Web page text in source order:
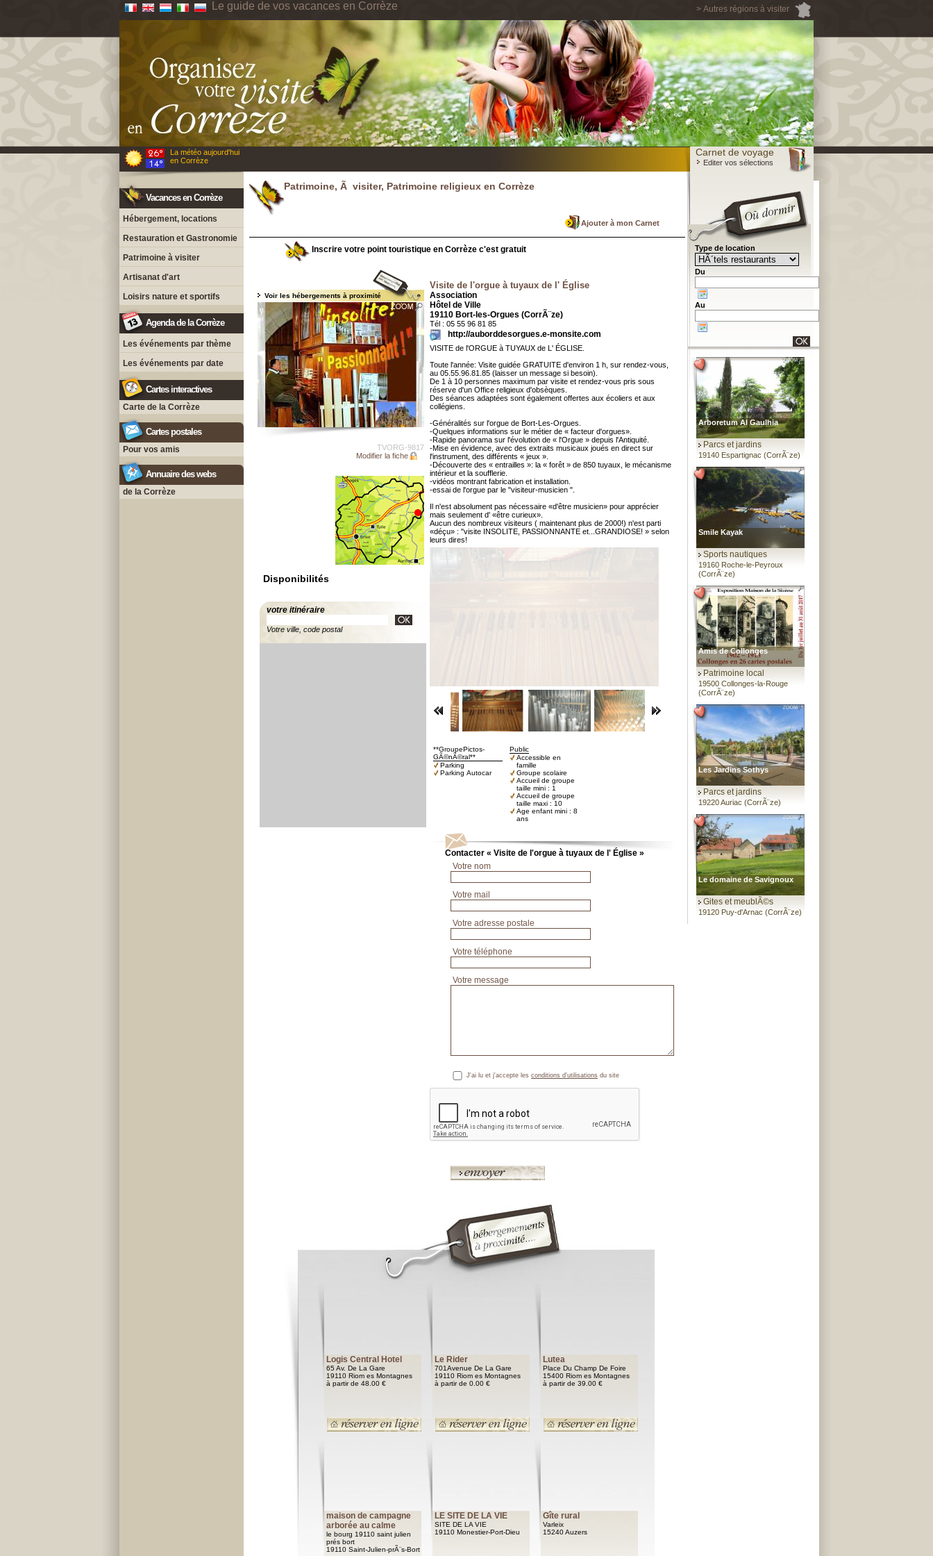
> Autres régions à visiter
Le guide de vos vacances en Corrèze
La météo aujourd'hui
en Corrèze
Carnet de voyage
Editer vos sélections
Vacances en Corrèze
Hébergement, locations
Restauration et Gastronomie
Patrimoine à visiter
Artisanat d'art
Loisirs nature et sportifs
Agenda de la Corrèze
Les événements par thème
Les événements par date
Cartes interactives
Carte de la Corrèze
Cartes postales
Pour vos amis
Annuaire des webs
de la Corrèze
Patrimoine, Ã visiter, Patrimoine religieux en Corrèze
Ajouter à mon Carnet
Inscrire votre point touristique en Corrèze c'est gratuit
Voir les hébergements à proximité
TVORG-9817
Modifier la fiche
Disponibilités
votre itinéraire
Votre ville, code postal
Visite de l'orgue à tuyaux de l' Église
Association
Hôtel de Ville
19110 Bort-les-Orgues (CorrÃ¨ze)
Tél : 05 55 96 81 85
http://auborddesorgues.e-monsite.com
VISITE de l'ORGUE à TUYAUX de L' ÉGLISE.
Toute l'année: Visite guidée GRATUITE d'environ 1 h, sur rendez-vous,
au 05.55.96.81.85 (laisser un message si besoin).
De 1 à 10 personnes maximum par visite et rendez-vous pris sous
réserve d'un Office religieux d'obsèques.
Des séances adaptées sont également offertes aux écoliers et aux
collégiens.
-Généralités sur l'orgue de Bort-Les-Orgues.
-Quelques informations sur le métier de « facteur d'orgues».
-Rapide panorama sur l'évolution de « l'Orgue » depuis l'Antiquité.
-Mise en évidence, avec des extraits musicaux joués en direct sur
l'instrument, des différents « jeux ».
-Découverte des « entrailles »: la « forêt » de 850 tuyaux, le mécanisme
intérieur et la soufflerie.
-vidéos montrant fabrication et installation.
-essai de l'orgue par le "visiteur-musicien ".
Il n'est absolument pas nécessaire «d'être musicien» pour apprécier
mais seulement d' «être curieux».
Aucun des nombreux visiteurs ( maintenant plus de 2000!) n'est parti
«déçu» : "visite INSOLITE, PASSIONNANTE et...GRANDIOSE! » selon
leurs dires!
**GroupePictos-
GÃ©nÃ©ral**
Parking
Parking Autocar
Public
Accessible en
famille
Groupe scolaire
Accueil de groupe
taille mini : 1
Accueil de groupe
taille maxi : 10
Age enfant mini : 8
ans
Contacter « Visite de l'orgue à tuyaux de l' Église »
Votre nom
Votre mail
Votre adresse postale
Votre téléphone
Votre message
J'ai lu et j'accepte les conditions d'utilisations du site
Logis Central Hotel
65 Av. De La Gare
19110 Riom es Montagnes
à partir de 48.00 €
Le Rider
701Avenue De La Gare
19110 Riom es Montagnes
à partir de 0.00 €
Lutea
Place Du Champ De Foire
15400 Riom es Montagnes
à partir de 39.00 €
maison de campagne
arborée au calme
le bourg 19110 saint julien
prés bort
19110 Saint-Julien-prÃ¨s-Bort
LE SITE DE LA VIE
SITE DE LA VIE
19110 Monestier-Port-Dieu
Gîte rural
Varleix
15240 Auzers
Type de location
Du
Au
Arboretum Al Gaulhia
Parcs et jardins
19140 Espartignac (CorrÃ¨ze)
Smile Kayak
Sports nautiques
19160 Roche-le-Peyroux
(CorrÃ¨ze)
Amis de Collonges
Patrimoine local
19500 Collonges-la-Rouge
(CorrÃ¨ze)
Les Jardins Sothys
Parcs et jardins
19220 Auriac (CorrÃ¨ze)
Le domaine de Savignoux
Gites et meublÃ©s
19120 Puy-d'Arnac (CorrÃ¨ze)